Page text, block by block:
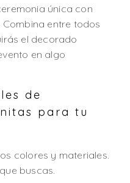
única con
Combina entre todos
el decorado
en algo
de
para tu
colores y materiales.
buscas.